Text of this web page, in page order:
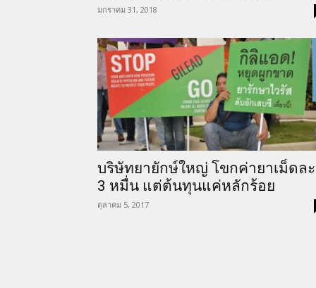
มกราคม 31, 2018
บริษัทยายักษ์ใหญ่ โขกค่ายาเม็ดละ
3 หมื่น แต่ต้นทุนแค่หลักร้อย
ตุลาคม 5, 2017